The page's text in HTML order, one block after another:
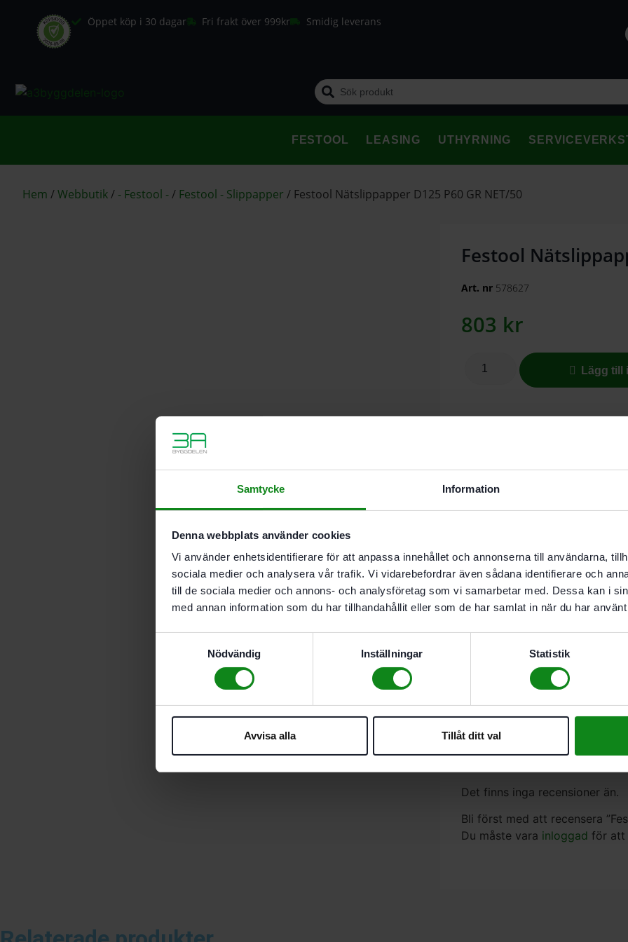
Samtycke Information
Denna webbplats använder cookies
Vi använder enhetsidentifierare för att anpassa innehållet och annonserna till användarna,
sociala medier och analysera vår trafik. Vi vidarebefordrar även sådana identifierare och
till de sociala medier och annons- och analysföretag som vi samarbetar med. Dessa kan i
med annan information som du har tillhandahållit eller som de har samlat in när du har
Nödvändig
Inställningar Statistik
Avvisa alla Tillåt ditt val
Öppet köp i 30 dagar Fri frakt över 999kr Smidig leverans
FESTOOL LEASING UTHYRNING
Hem /Webbutik/ - Festool -/ Festool - Slippapper / Festool Nätslippapper D125 P60 GR NET/50
Festool
Art. nr 578627
803 kr
Lägg till
I leverantörslager. Skickas inom
För ett perfekt
Nätslippappret Granat Net är
mycket. Den öppna
slipeffekt och hållbart slippapper.
användningsmöjligheter.
För abrasiva material
Håller länge
Heltäckande utsug
för spackel, filler, färg, lack
Passar till.
RO 125, ES 125,
Det finns inga recensioner än.
Bli först med att recensera
Du måste vara inloggad för att